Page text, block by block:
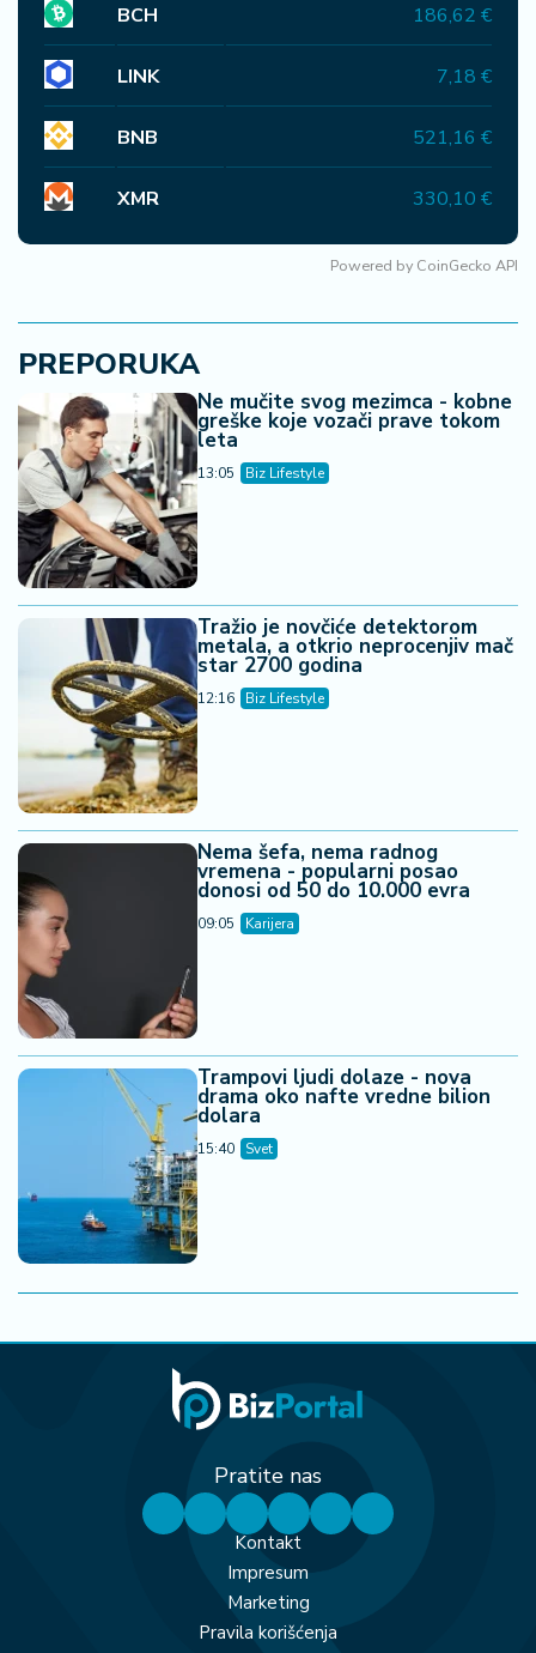
BCH 186,62 €
LINK 7,18 €
BNB 521,16 €
XMR 330,10 €
Powered by CoinGecko API
PREPORUKA
Ne mučite svog mezimca - kobne
greške koje vozači prave tokom
leta
13:05 Biz Lifestyle
Tražio je novčiće detektorom
metala, a otkrio neprocenjiv mač
star 2700 godina
12:16 Biz Lifestyle
Nema šefa, nema radnog
vremena - popularni posao
donosi od 50 do 10.000 evra
09:05 Karijera
Trampovi ljudi dolaze - nova
drama oko nafte vredne bilion
dolara
15:40 Svet
Kontakt
Impresum
Marketing
Pravila korišćenja
Pratite nas